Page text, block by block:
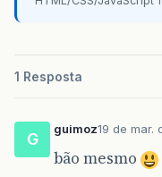
1 Resposta
G
guimoz19 de mar.
bão mesmo